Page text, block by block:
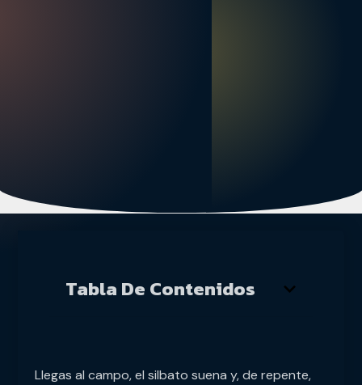
Tabla De Contenidos
Llegas al campo, el silbato suena y, de repente,